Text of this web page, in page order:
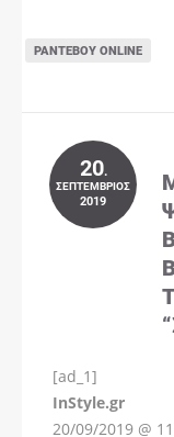
ΡΑΝΤΕΒΟΎ ONLINE
20.
ΣΕΠΤΈΜΒΡΙΟΣ
2019
[ad_1]
InStyle.gr
20/09/2019 @